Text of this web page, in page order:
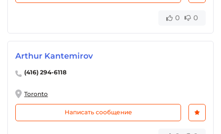
0 0
Arthur Kantemirov
(416) 294-6118
Toronto
Написать сообщение